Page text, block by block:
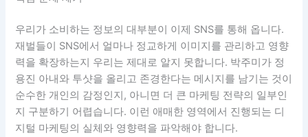
우리가 소비하는 정보의 대부분이 이제 SNS를 통해 옵니다.
재벌들이 SNS에서 얼마나 정교하게 이미지를 관리하고 영향
력을 확장하는지 우리는 제대로 알지 못합니다. 박주미가 정
용진 아내와 투샷을 올리고 존경한다는 메시지를 남기는 것이
순수한 개인의 감정인지, 아니면 더 큰 마케팅 전략의 일부인
지 구분하기 어렵습니다. 이런 애매한 영역에서 진행되는 디
지털 마케팅의 실체와 영향력을 파악해야 합니다.